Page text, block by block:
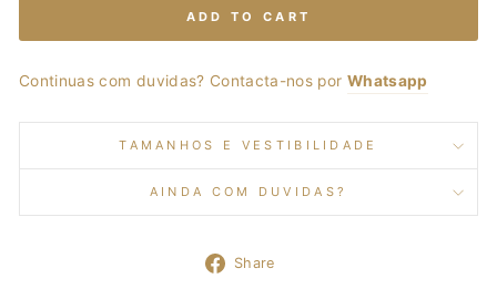
ADD TO CART
Continuas com duvidas? Contacta-nos por Whatsapp
TAMANHOS E VESTIBILIDADE
AINDA COM DUVIDAS?
Share